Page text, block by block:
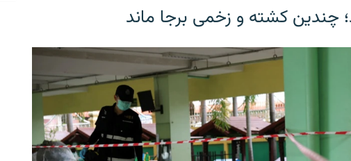
چندین کشته و زخمی برجا ماند